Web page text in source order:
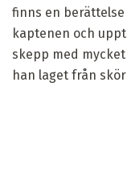
finns en
kaptenen och
skepp med
han laget från